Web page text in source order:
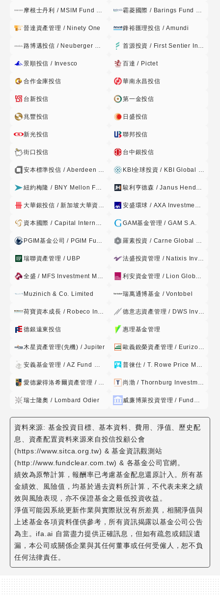
理之受益憑證、基金股份、 投資單位,及經Moody’ s Investor
Fitch,Inc.評等達A級(含)以上 由國家或機構所保證或發行之債
券(包含可轉換公司債)。 (3)本基金投資之外國國債券,不含以
國內證券投資信託事業於海 外發行之受益憑證、未經金管會核
准或申報生效得募集及銷售 之境外基金為連結標的之連動型或
投資於外國有價證券之投資比率限制,應依證券投資信 託基金
管理辦法第十條規定辦理。 (5)其他經金管會核准投資之金融
路、軟體、電子商務、資 訊、消費性電子、半導體、關鍵性零
組件、光電、電子生產設備、工業電子、 精密機械與自動化、
污染防治等重要科技事業及其相關顧問或服務行業所發行之股
票。 3.前款所指之轉投資,係指對於從事前款各項事業之產業投
華民國境內或本基金投資之國家發生戰爭、暴動 或本基金所投
資之證券市場指數有下列情形之一時: (1)中華民國之證券集中
營業日(含當日)指數累計漲幅超過百分之十五(15%),或 跌幅超
過百分之十(10%); (2)中華民國之證券集中交易所或證券櫃檯
指數累計漲幅超過百分之三十(30%), 或跌幅超過百分之二十
(20%); (3)日本、韓國、新加坡、香港或中國大陸證券集中交
(10%); (4)日本、韓國、新加坡、香港或中國大陸證券集中交
易市場最近三十個營 業日(含當日)指數累計跌幅超過百分之二
構)、從事債券附買回交易或 買入短期票券或其他經金管會規
定之方式保持本基金之資產,並指示基金保 管機構處理。上開
人、保證人、承兌人或標的物之信用評等,應符合金管會核准或
認可之信用評 等機構評等達一定等級以上者。 (三)經理公司運
託 國內外證券經紀商在投資所在國或地區集中交易市場或證券
商營業處所為現 款現貨交易,並指示基金保管機構辦理交割。
(四)經理公司依前項規定委託證券經紀商交易時,得委託與經理
公司、基金保管機 構有利害關係並具有證券經紀商資格者或基
金保管機構之經紀部門為之,但 支付該證券經紀商之佣金不得
高於投資所在國或地區一般證券經紀商。 15 (五)經理公司運
用本基金為股票、公債、公司債(包含可轉換公司債、含次順位
公 司債)、金融債券(含次順位金融債券)、上市債券換股權利證
書及台灣存託 憑證投資時,應以現款現貨交易為之,並指示基金
保管機構辦理交割。 (六)本基金得為避險需要或增加投資效率,
並依金管會之規定,從事衍生自股票、 存託憑證或指數股票型
基金(ETF)或指數等之期貨、選擇權或期貨選擇權等證 券相關
商品之交易,惟須符合金管會「證券投資信託事業運用證券投資
他相關規定。如有關法 令或相關規定修正時,從其修正後規
摩根士丹利 / MSIM Fund Management 霸菱國際 / Barings Fund Managers
晉達資產管理 / Ninety One 鋒裕匯理投信 / Amundi
路博邁投信 / Neuberger Berman 首源投資 / First Sentier Investors
景順投信 / Invesco 百達 / Pictet
合作金庫投信 華南永昌投信
台新投信 第一金投信
兆豐投信 日盛投信
新光投信 聯邦投信
街口投信 台中銀投信
安本標準投信 / Aberdeen Standard KBI全球投資 / KBI Global Investors
紐約梅隆 / BNY Mellon Fund Management 駿利亨德森 / Janus Henderson
大華銀投信 / 新加坡大華資產管理 / UOB 安盛環球 / AXA Investment Managers
資本國際 / Capital International GAM基金管理 / GAM S.A.
PGIM基金公司 / PGIM Funds PLC 羅素投資 / Carne Global Fund Managers
瑞聯資產管理 / UBP 法盛投資管理 / Natixis Investment Managers
全盛 / MFS Investment Management 利安資金管理 / Lion Global Investors
Muzinich & Co. Limited 瑞萬通博基金 / Vontobel
荷寶資本成長 / Robeco Institutional 德意志資產管理 / DWS Investment
德銀遠東投信 惠理基金管理
木星資產管理(先機) / Jupiter 歐義銳榮資產管理 / Eurizon Capital
安義基金管理 / AZ Fund Management 普徠仕 / T. Rowe Price Management
愛德蒙得洛希爾資產管理 / Edmond de Rothschild 尚渤 / Thornburg Investment Management
瑞士隆奧 / Lombard Odier 威廉博萊投資管理 / FundRock Management Company
資料來源: 基金投資目標、基本資料、費用、淨值、歷史配
息、資產配置資料來源來自投信投顧公會
(https://www.sitca.org.tw) & 基金資訊觀測站
(http://www.fundclear.com.tw) & 各基金公司官網。
績效為原幣計算，報酬率已考慮基金配息還原計入。所有基
金績效、風險值，均基於過去資料所計算，不代表未來之績
效與風險表現，亦不保證基金之最低投資收益。
淨值可能因系統更新作業與實際狀況有所差異，相關淨值與
上述基金各項資料僅供參考，所有資訊揭露以基金公司公告
為主。ifa.ai 自當盡力提供正確訊息，但如有疏忽或錯誤遺
漏，本公司或關係企業與其任何董事或任何受僱人，恕不負
任何法律責任。